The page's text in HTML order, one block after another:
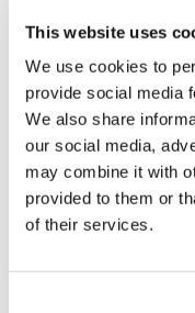
This website uses
We use cookies to
provide social media
We also share
our social media,
may combine it with
provided to them or
of their services.
keuzes die passen
Nieuwe denkkaders
versnellen route
De
om lef, nieuwe
gebaande paden.
Thewissen en